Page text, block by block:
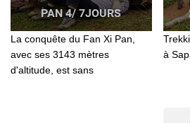
PAN 4/ 7JOURS
La conquête du Fan Xi Pan,
avec ses 3143 mètres
d'altitude, est sans
à